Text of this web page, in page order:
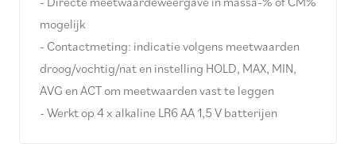
mogelijk
- Contactmeting: indicatie volgens meetwaarden
droog/vochtig/nat en instelling HOLD, MAX, MIN,
AVG en ACT om meetwaarden vast te leggen
- Werkt op 4 x alkaline LR6 AA 1,5 V batterijen